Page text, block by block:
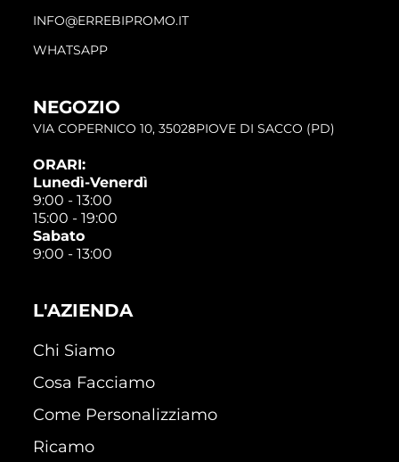
INFO@ERREBIPROMO.IT
WHATSAPP
NEGOZIO
VIA COPERNICO 10, 35028PIOVE DI SACCO (PD)
ORARI:
Lunedì-Venerdì
9:00 - 13:00
15:00 - 19:00
Sabato
9:00 - 13:00
L'AZIENDA
Chi Siamo
Cosa Facciamo
Come Personalizziamo
Ricamo